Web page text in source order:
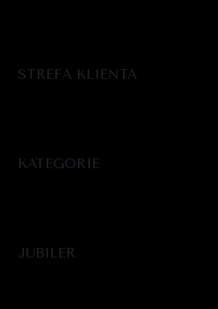
STREFA KLIENTA
KATEGORIE
JUBILER